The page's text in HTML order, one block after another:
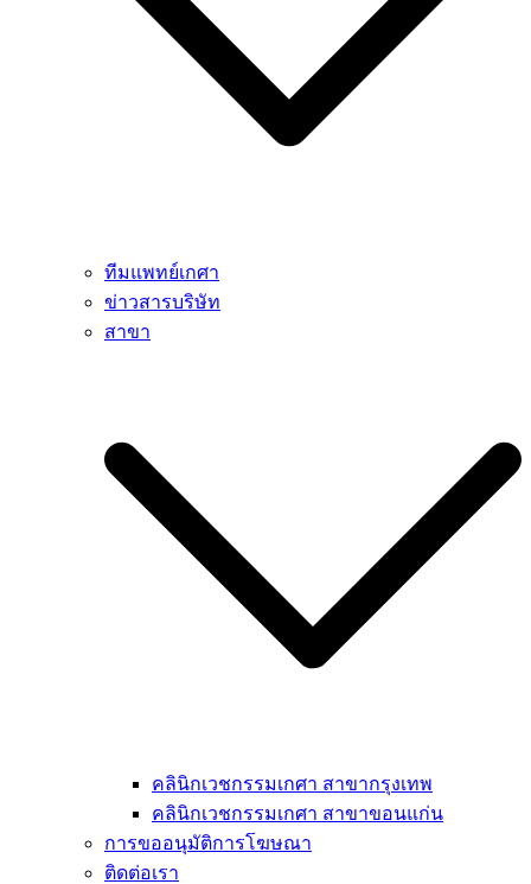
ทีมแพทย์เกศา
ข่าวสารบริษัท
สาขา
คลินิกเวชกรรมเกศา สาขากรุงเทพ
คลินิกเวชกรรมเกศา สาขาขอนแก่น
การขออนุมัติการโฆษณา
ติดต่อเรา